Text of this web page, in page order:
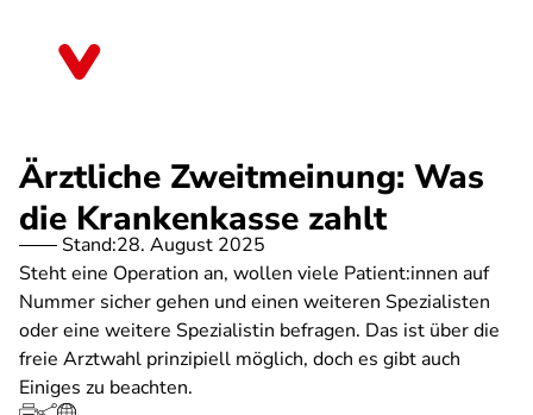
Ärztliche Zweitmeinung: Was
die Krankenkasse zahlt
Stand:28. August 2025
Steht eine Operation an, wollen viele Patient:innen auf
Nummer sicher gehen und einen weiteren Spezialisten
oder eine weitere Spezialistin befragen. Das ist über die
freie Arztwahl prinzipiell möglich, doch es gibt auch
Einiges zu beachten.